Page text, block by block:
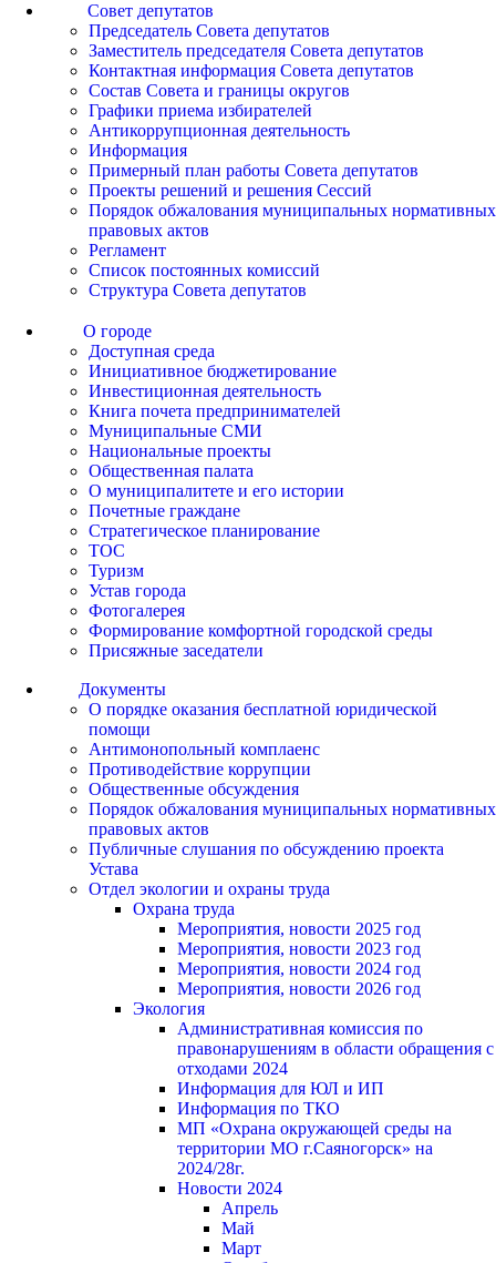
Совет депутатов
Председатель Совета депутатов
Заместитель председателя Совета депутатов
Контактная информация Совета депутатов
Состав Совета и границы округов
Графики приема избирателей
Антикоррупционная деятельность
Информация
Примерный план работы Совета депутатов
Проекты решений и решения Сессий
Порядок обжалования муниципальных нормативных
правовых актов
Регламент
Список постоянных комиссий
Структура Совета депутатов
О городе
Доступная среда
Инициативное бюджетирование
Инвестиционная деятельность
Книга почета предпринимателей
Муниципальные СМИ
Национальные проекты
Общественная палата
О муниципалитете и его истории
Почетные граждане
Стратегическое планирование
ТОС
Туризм
Устав города
Фотогалерея
Формирование комфортной городской среды
Присяжные заседатели
Документы
О порядке оказания бесплатной юридической
помощи
Антимонопольный комплаенс
Противодействие коррупции
Общественные обсуждения
Порядок обжалования муниципальных нормативных
правовых актов
Публичные слушания по обсуждению проекта
Устава
Отдел экологии и охраны труда
Охрана труда
Мероприятия, новости 2025 год
Мероприятия, новости 2023 год
Мероприятия, новости 2024 год
Мероприятия, новости 2026 год
Экология
Административная комиссия по
правонарушениям в области обращения с
отходами 2024
Информация для ЮЛ и ИП
Информация по ТКО
МП «Охрана окружающей среды на
территории МО г.Саяногорск» на
2024/28г.
Новости 2024
Апрель
Май
Март